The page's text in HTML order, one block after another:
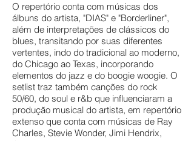
O repertório conta com músicas dos
álbuns do artista, "DIAS" e "Borderliner",
além de interpretações de clássicos do
blues, transitando por suas diferentes
vertentes, indo do tradicional ao moderno,
do Chicago ao Texas, incorporando
elementos do jazz e do boogie woogie. O
setlist traz também canções do rock
50/60, do soul e r&b que influenciaram a
produção musical do artista, em repertório
extenso que conta com músicas de Ray
Charles, Stevie Wonder, Jimi Hendrix,